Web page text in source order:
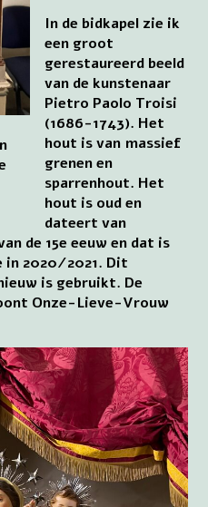
In de bidkapel zie ik
een groot
gerestaureerd beeld
van de kunstenaar
Pietro Paolo Troisi
(1686-1743). Het
hout is van massief
grenen en
sparrenhout. Het
hout is oud en
dateert van
de 15e eeuw en dat is
2020/2021. Dit
is gebruikt. De
Onze-Lieve-Vrouw